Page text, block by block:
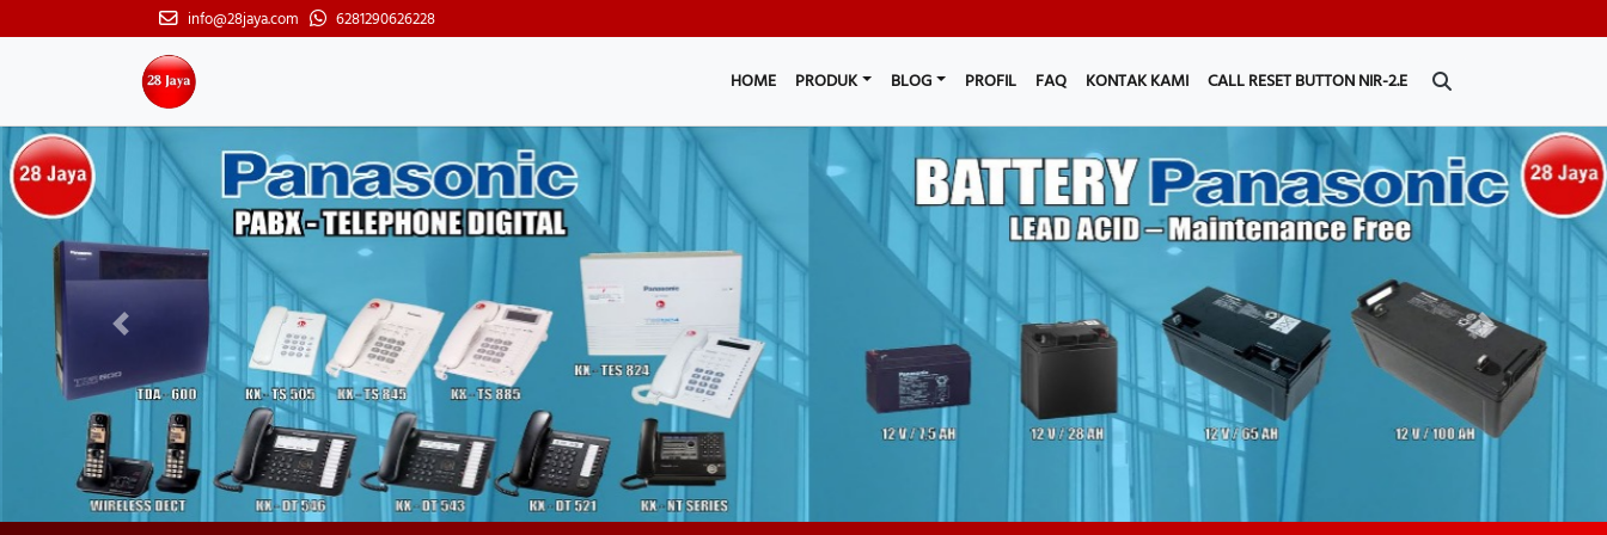
info@28jaya.com 6281290626228
HOME PRODUK BLOG PROFIL FAQ KONTAK KAMI CALL RESET BUTTON NIR-2.E
Previous Next